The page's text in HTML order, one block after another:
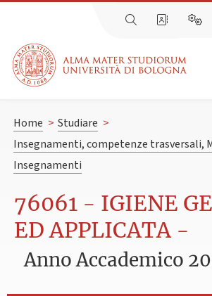
Home > Studiare >
Insegnamenti, competenze trasversali,
Insegnamenti
76061 - IGIENE
ED APPLICATA -
Anno Accademico